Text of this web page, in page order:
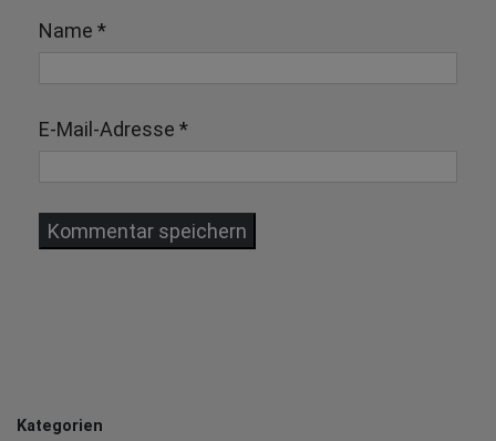
Name *
E-Mail-Adresse *
Kategorien